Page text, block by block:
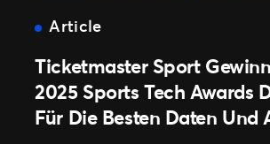
Fanerlebnis
Article
Ticketmaster Sport
2025 Sports Tech Awards
Für Die Besten Daten Und